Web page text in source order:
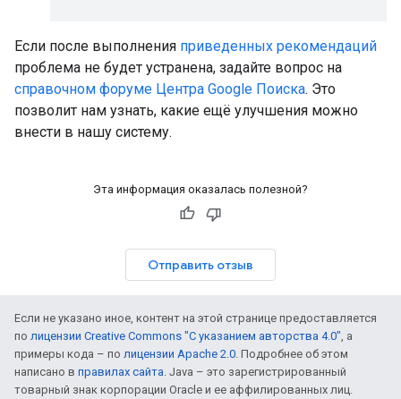
Если после выполнения приведенных рекомендаций
проблема не будет устранена, задайте вопрос на
справочном форуме Центра Google Поиска. Это
позволит нам узнать, какие ещё улучшения можно
внести в нашу систему.
Эта информация оказалась полезной?
Отправить отзыв
Если не указано иное, контент на этой странице предоставляется
по лицензии Creative Commons "С указанием авторства 4.0" , а
примеры кода – по лицензии Apache 2.0 . Подробнее об этом
написано в правилах сайта . Java – это зарегистрированный
товарный знак корпорации Oracle и ее аффилированных лиц.